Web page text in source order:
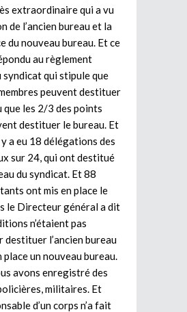
extraordinaire qui a vu
de l’ancien bureau et la
du nouveau bureau. Et ce
au règlement
qui stipule que
peuvent destituer
que les 2/3 des points
destituer le bureau. Et
a eu 18 délégations des
sur 24, qui ont destitué
du syndicat. Et 88
ont mis en place le
le Directeur général a dit
n’étaient pas
destituer l’ancien bureau
un nouveau bureau.
avons enregistré des
militaires. Et
d’un corps n’a fait